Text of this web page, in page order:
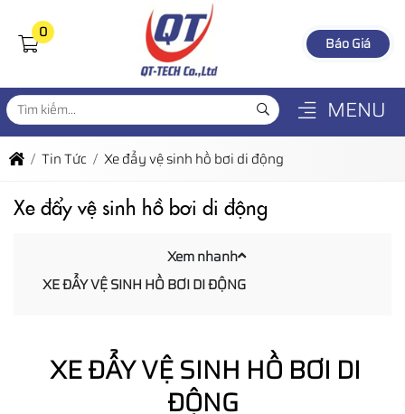
0
Báo Giá
MENU
Tin Tức Xe đẩy vệ sinh hồ bơi di động
Xe đẩy vệ sinh hồ bơi di động
Xem nhanh
XE ĐẨY VỆ SINH HỒ BƠI DI ĐỘNG
XE ĐẨY VỆ SINH HỒ BƠI DI
ĐỘNG